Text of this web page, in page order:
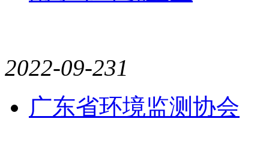
2022-09-231
广东省环境监测协会